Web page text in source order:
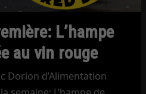
L’hampe
au vin rouge
Dorion d’Alimentation